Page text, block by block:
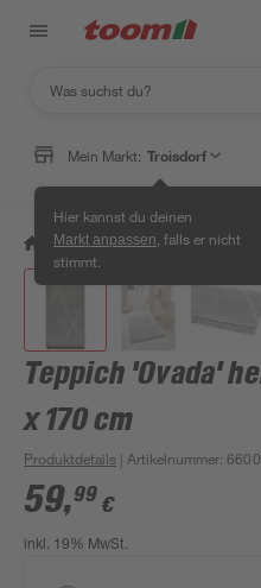
Mein Markt: Troisdorf
Hier kannst du deinen
Markt anpassen , falls er nicht
stimmt.
/ Wohnen & Haushalt /
Teppich 'Ovada'
x 170 cm
Produktdetails | Artikelnummer:
59,99 €
inkl. 19% MwSt.